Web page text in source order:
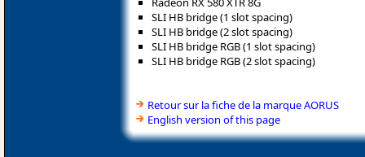
SLI HB bridge (1 slot spacing)
SLI HB bridge (2 slot spacing)
SLI HB bridge RGB (1 slot spacing)
SLI HB bridge RGB (2 slot spacing)
Retour sur la fiche de la marque AORUS
English version of this page